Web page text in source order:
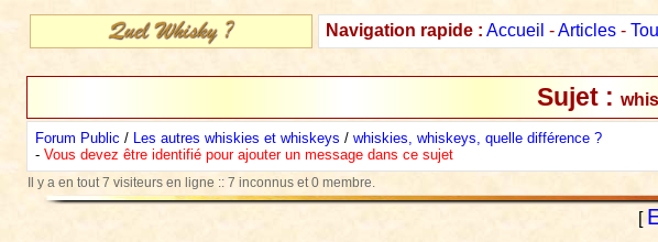
Navigation rapide : Accueil -Articles-
Sujet :
Forum Public / Les autres whiskies et whiskeys / whiskies, whiskeys, quelle différence ?
- Vous devez être identifié pour ajouter un message dans ce sujet
Il y a en tout 7 visiteurs en ligne :: 7 inconnus et 0 membre.
[